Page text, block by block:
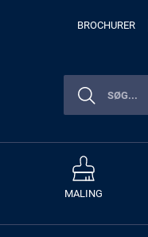
BROCHURER
MALING